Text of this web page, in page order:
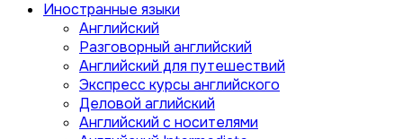
Иностранные языки
Английский
Разговорный английский
Английский для путешествий
Экспресс курсы английского
Деловой аглийский
Английский с носителями